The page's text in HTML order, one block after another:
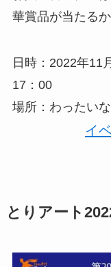
華賞品が当たる
日時：2022年11
17：00
場所：わったい
イ
とりアート